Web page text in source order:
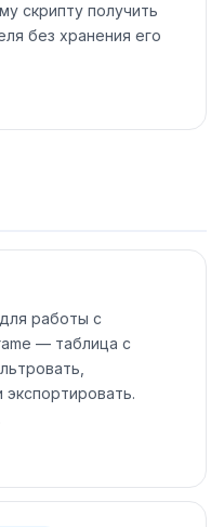
скрипту получить
без хранения его
работы с
— таблица с